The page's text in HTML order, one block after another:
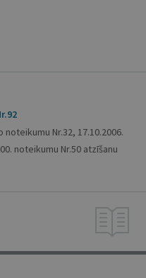
Nr.32, 17.10.2006.
noteikumu Nr.50 atzīšanu